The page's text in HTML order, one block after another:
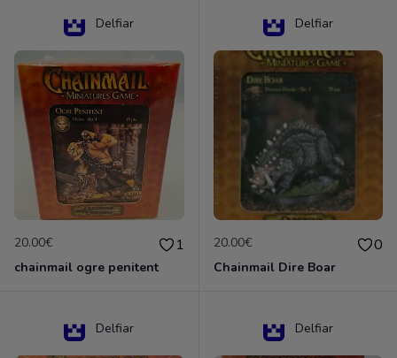
Delfiar
20.00€ 1
chainmail ogre penitent
Delfiar
20.00€ 0
Chainmail Dire Boar
Delfiar Delfiar